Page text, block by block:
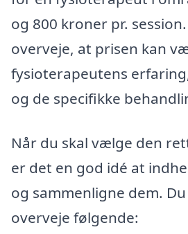
og 800 kroner pr.
overveje, at prisen kan
fysioterapeutens
og de specifikke
Når du skal vælge den
er det en god idé at
og sammenligne dem.
overveje følgende: